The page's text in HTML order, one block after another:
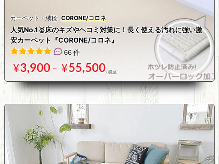
カーペット・絨毯 CORONE/コロネ
人気No.1🥇床のキズやヘコミ対策に！長く使える汚れに強い激
安カーペット『CORONE/コロネ』
66
件の利用者評価に基づく5段階評価のうち、4.92 点
66 件
¥3,900 ～ ¥55,500